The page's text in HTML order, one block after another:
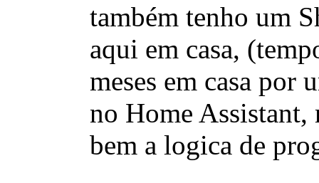
também tenho um
aqui em casa,
meses em casa por
no Home Assistant,
bem a logica de